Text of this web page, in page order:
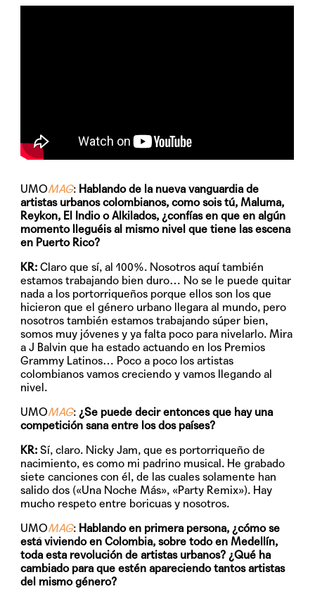
UMOMAG: Hablando de la nueva vanguardia de
artistas urbanos colombianos, como sois tú, Maluma,
Reykon, El Indio o Alkilados, ¿confías en que en algún
momento lleguéis al mismo nivel que tiene las escena
en Puerto Rico?
KR: Claro que sí, al 100%. Nosotros aquí también
estamos trabajando bien duro… No se le puede quitar
nada a los portorriqueños porque ellos son los que
hicieron que el género urbano llegara al mundo, pero
nosotros también estamos trabajando súper bien,
somos muy jóvenes y ya falta poco para nivelarlo. Mira
a J Balvin que ha estado actuando en los Premios
Grammy Latinos… Poco a poco los artistas
colombianos vamos creciendo y vamos llegando al
nivel.
UMOMAG: ¿Se puede decir entonces que hay una
competición sana entre los dos países?
KR: Sí, claro. Nicky Jam, que es portorriqueño de
nacimiento, es como mi padrino musical. He grabado
siete canciones con él, de las cuales solamente han
salido dos («Una Noche Más», «Party Remix»). Hay
mucho respeto entre boricuas y nosotros.
UMOMAG: Hablando en primera persona, ¿cómo se
está viviendo en Colombia, sobre todo en Medellín,
toda esta revolución de artistas urbanos? ¿Qué ha
cambiado para que estén apareciendo tantos artistas
del mismo género?